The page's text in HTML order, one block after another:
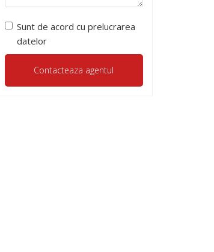
Sunt de acord cu prelucrarea
datelor